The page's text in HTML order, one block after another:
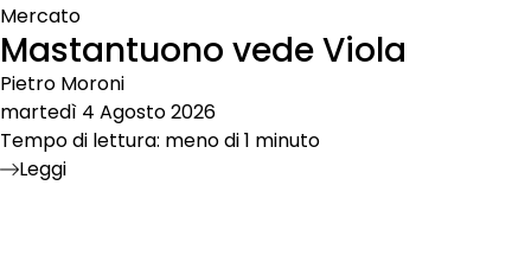
Mercato
Mastantuono vede Viola
Pietro Moroni
martedì 4 Agosto 2026
Tempo di lettura: meno di 1 minuto
Leggi